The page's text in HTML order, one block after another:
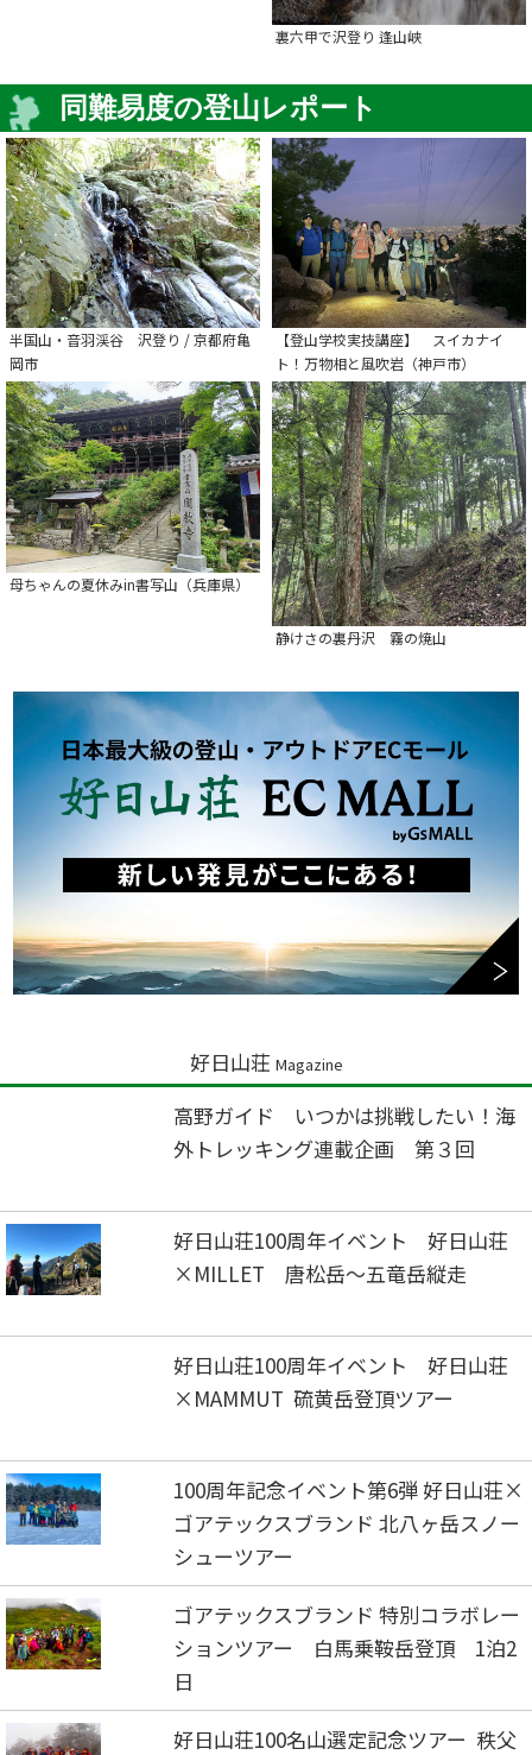
裏六甲で沢登り 逢山峡
同難易度の登山レポート
半国山・音羽渓谷 沢登り / 京都府亀
岡市
【登山学校実技講座】 スイカナイ
ト！万物相と風吹岩（神戸市）
母ちゃんの夏休みin書写山（兵庫県）
静けさの裏丹沢 霧の焼山
好日山荘 Magazine
高野ガイド いつかは挑戦したい！海
外トレッキング連載企画 第３回
好日山荘100周年イベント 好日山荘
×MILLET 唐松岳～五竜岳縦走
好日山荘100周年イベント 好日山荘
×MAMMUT 硫黄岳登頂ツアー
100周年記念イベント第6弾 好日山荘×
ゴアテックスブランド 北八ヶ岳スノー
シューツアー
ゴアテックスブランド 特別コラボレー
ションツアー 白馬乗鞍岳登頂 1泊2
日
好日山荘100名山選定記念ツアー 秩父